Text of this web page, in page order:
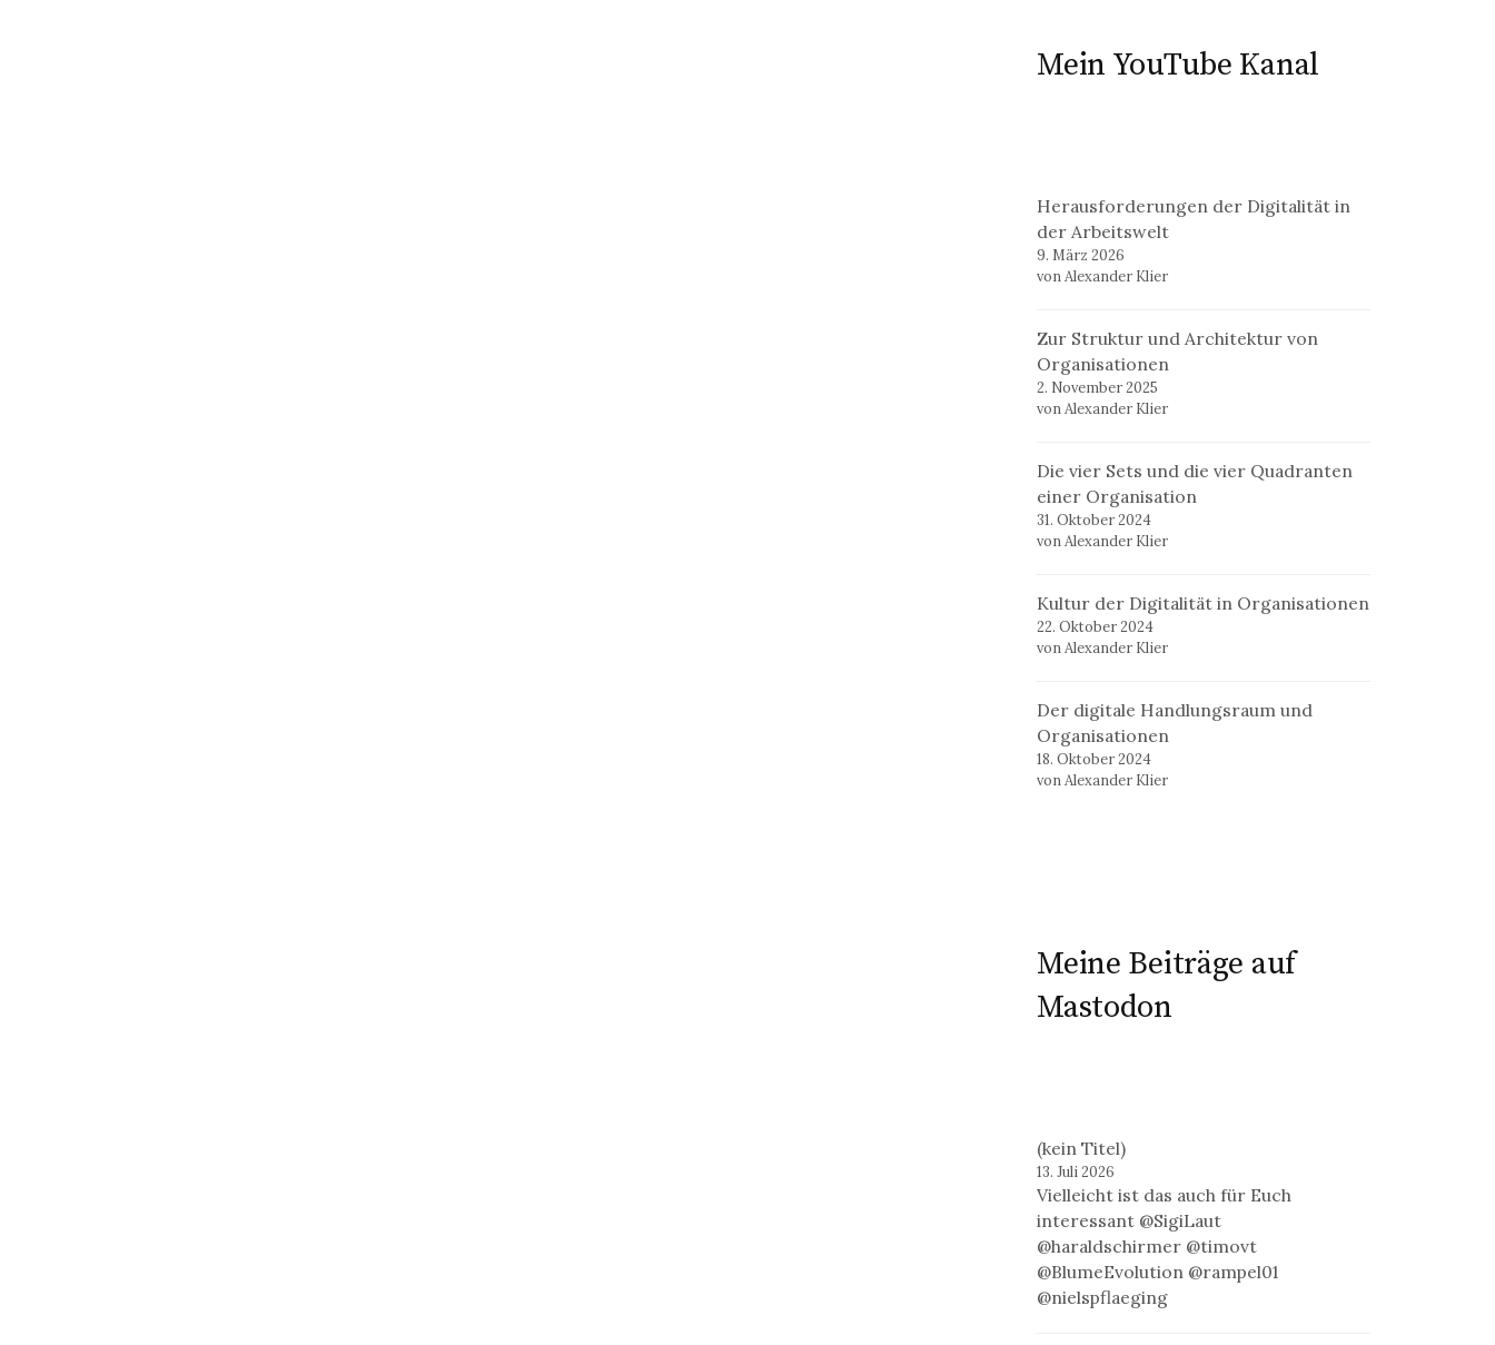
Mein YouTube Kanal
Herausforderungen der Digitalität in
der Arbeitswelt
9. März 2026
von Alexander Klier
Zur Struktur und Architektur von
Organisationen
2. November 2025
von Alexander Klier
Die vier Sets und die vier Quadranten
einer Organisation
31. Oktober 2024
von Alexander Klier
Kultur der Digitalität in Organisationen
22. Oktober 2024
von Alexander Klier
Der digitale Handlungsraum und
Organisationen
18. Oktober 2024
von Alexander Klier
Meine Beiträge auf
Mastodon
(kein Titel)
13. Juli 2026
Vielleicht ist das auch für Euch
interessant @SigiLaut
@haraldschirmer @timovt
@BlumeEvolution @rampel01
@nielspflaeging